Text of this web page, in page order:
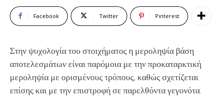
Facebook Twitter Pinterest
Στηνψυχολογίατου στοιχήματος η μεροληψία βάση
αποτελεσμάτων είναι παρόμοια με την προκαταρκτική
μεροληψία με ορισμένους τρόπους, καθώς σχετίζεται
επίσης και με την επιστροφή σε παρελθόντα γεγονότα.